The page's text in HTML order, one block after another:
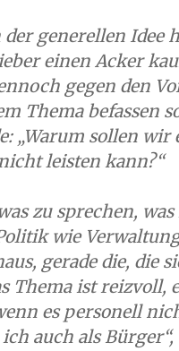
generellen Idee
einen Acker
gegen den
Thema befassen
„Warum sollen
leisten kann?“
zu sprechen,
wie
gerade die, die
Thema ist reizvoll,
es personell
ich auch als